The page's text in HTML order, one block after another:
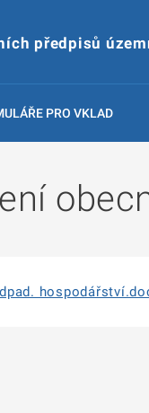
předpisů
PRO VKLAD